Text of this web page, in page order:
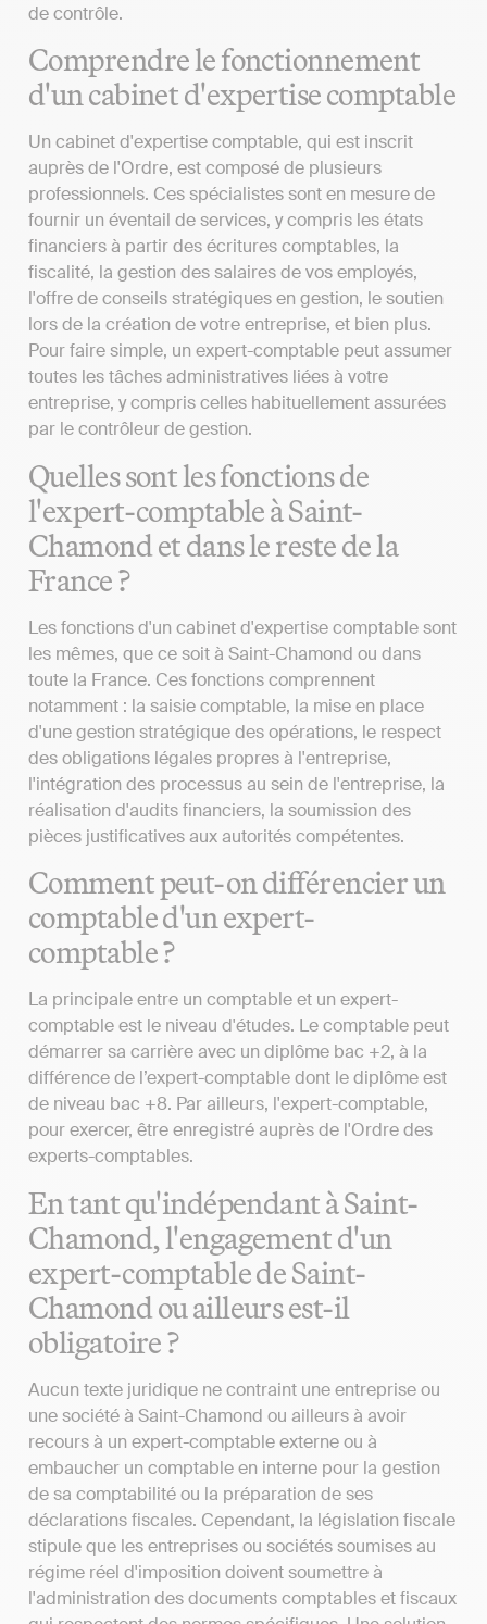
de contrôle.
Comprendre le fonctionnement
d'un cabinet d'expertise comptable
Un cabinet d'expertise comptable, qui est inscrit
auprès de l'Ordre, est composé de plusieurs
professionnels. Ces spécialistes sont en mesure de
fournir un éventail de services, y compris les états
financiers à partir des écritures comptables, la
fiscalité, la gestion des salaires de vos employés,
l'offre de conseils stratégiques en gestion, le soutien
lors de la création de votre entreprise, et bien plus.
Pour faire simple, un expert-comptable peut assumer
toutes les tâches administratives liées à votre
entreprise, y compris celles habituellement assurées
par le contrôleur de gestion.
Quelles sont les fonctions de
l'expert-comptable à Saint-
Chamond et dans le reste de la
France ?
Les fonctions d'un cabinet d'expertise comptable sont
les mêmes, que ce soit à Saint-Chamond ou dans
toute la France. Ces fonctions comprennent
notamment : la saisie comptable, la mise en place
d'une gestion stratégique des opérations, le respect
des obligations légales propres à l'entreprise,
l'intégration des processus au sein de l'entreprise, la
réalisation d'audits financiers, la soumission des
pièces justificatives aux autorités compétentes.
Comment peut-on différencier un
comptable d'un expert-
comptable ?
La principale entre un comptable et un expert-
comptable est le niveau d'études. Le comptable peut
démarrer sa carrière avec un diplôme bac +2, à la
différence de l’expert-comptable dont le diplôme est
de niveau bac +8. Par ailleurs, l'expert-comptable,
pour exercer, être enregistré auprès de l'Ordre des
experts-comptables.
En tant qu'indépendant à Saint-
Chamond, l'engagement d'un
expert-comptable de Saint-
Chamond ou ailleurs est-il
obligatoire ?
Aucun texte juridique ne contraint une entreprise ou
une société à Saint-Chamond ou ailleurs à avoir
recours à un expert-comptable externe ou à
embaucher un comptable en interne pour la gestion
de sa comptabilité ou la préparation de ses
déclarations fiscales. Cependant, la législation fiscale
stipule que les entreprises ou sociétés soumises au
régime réel d'imposition doivent soumettre à
l'administration des documents comptables et fiscaux